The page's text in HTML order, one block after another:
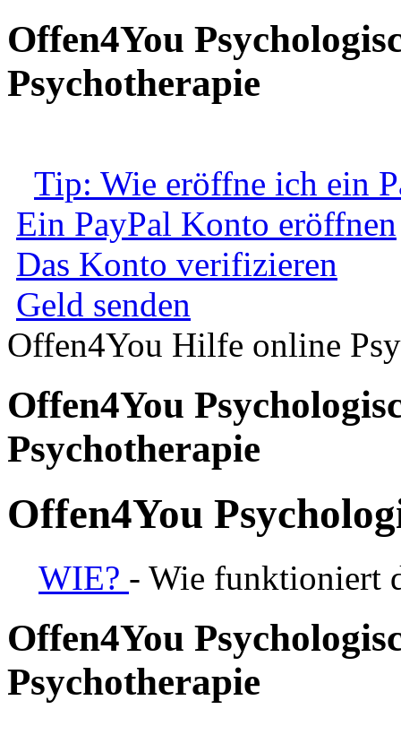
Offen4You
Psychotherapie
Tip: Wie eröffne ich ein
Ein PayPal Konto eröffnen
Das Konto verifizieren
Geld senden
Offen4You Hilfe online
Offen4You
Psychotherapie
Offen4You
WIE? - Wie funktioniert
Offen4You
Psychotherapie